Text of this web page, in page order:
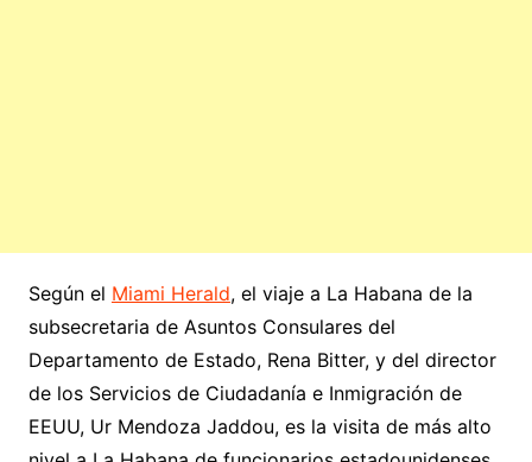
Según el Miami Herald, el viaje a La Habana de la
subsecretaria de Asuntos Consulares del
Departamento de Estado, Rena Bitter, y del director
de los Servicios de Ciudadanía e Inmigración de
EEUU, Ur Mendoza Jaddou, es la visita de más alto